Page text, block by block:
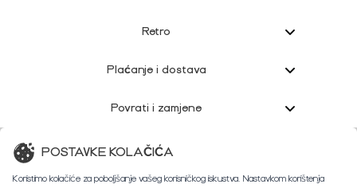
Retro
Plaćanje i dostava
Povrati i zamjene
Korisnička podrška
POSTAVKE KOLAČIĆA
Koristimo kolačiće za poboljšanje vašeg korisničkog iskustva. Nastavkom korištenja